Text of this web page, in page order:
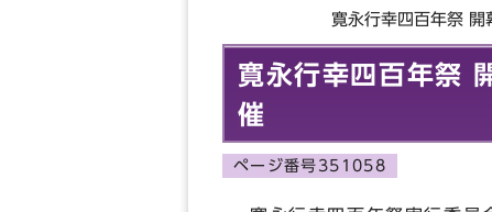
寛永行幸四百年祭 開
寛永行幸四百年祭
催
ページ番号351058